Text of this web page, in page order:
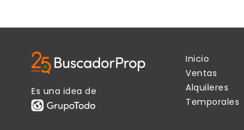
Es una idea de
Inicio
Ventas
Alquileres
Temporales